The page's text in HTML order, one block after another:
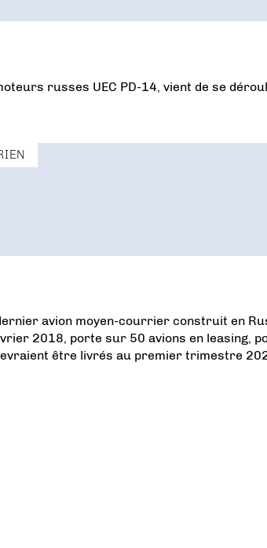
russes UEC PD-14, vient de se
avion moyen-courrier construit en
2018, porte sur 50 avions en leasing,
être livrés au premier trimestre